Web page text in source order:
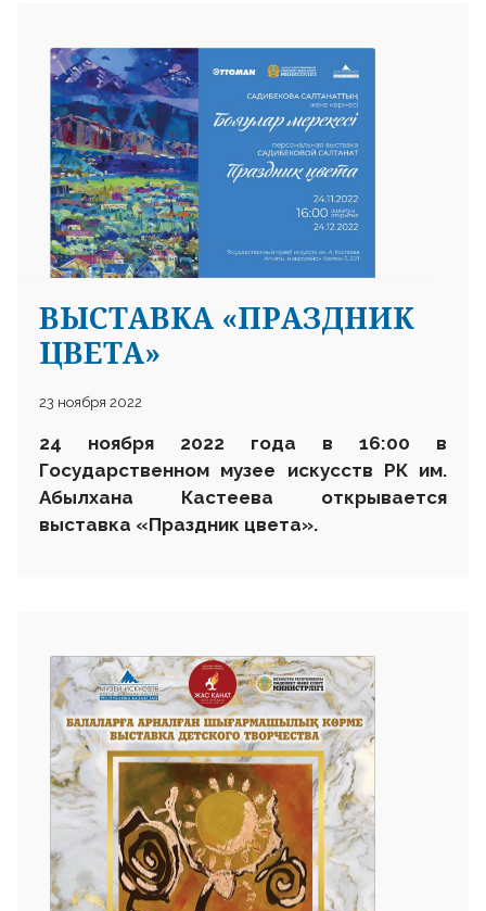
ВЫСТАВКА «ПРАЗДНИК
ЦВЕТА»
23 ноября 2022
24 ноября 2022 года в 16:00 в
Государственном музее искусств РК им.
Абылхана Кастеева открывается
выставка «Праздник цвета».